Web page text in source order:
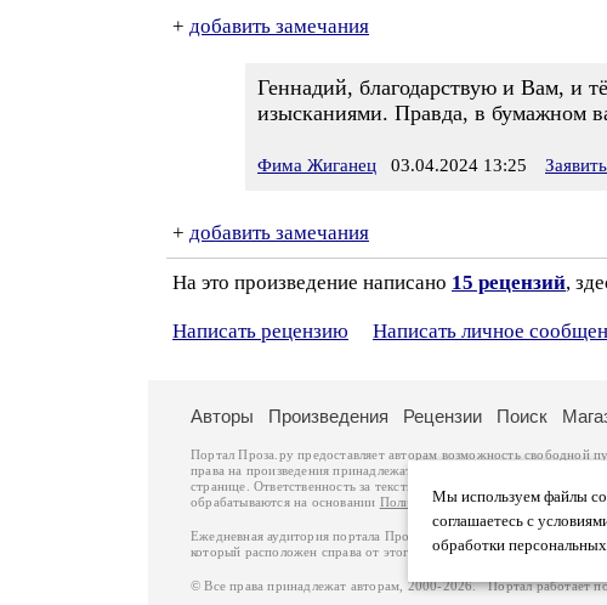
+ добавить замечания
Геннадий, благодарствую и Вам, и
изысканиями. Правда, в бумажном
Фима Жиганец 03.04.2024 13:25
+ добавить замечания
На это произведение написано 15 рецензий,
Написать рецензию Написать личное
Мы используем файлы
соглашаетесь с
обработки
Авторы Произведения Рецензии Поиск
Портал Проза.ру предоставляет авторам возможность свободной
права на произведения принадлежат авторам и охраняются
странице. Ответственность за тексты произведений авторы несут
обрабатываются на основании Политики обработки персональных
Ежедневная аудитория портала Проза.ру – порядка 100 тысяч
который расположен справа от этого текста. В каждой графе
© Все права принадлежат авторам, 2000-2026. Портал работает